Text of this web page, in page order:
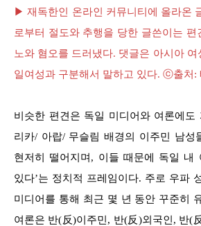
▶ 재독한인 온라인 커뮤니티에 올라온
로부터 절도와 추행을 당한 글쓴이는 편
노와 혐오를 드러냈다. 댓글은 아시아
일여성과 구분해서 말하고 있다. ⓒ출처:
비슷한 편견은 독일 미디어와 여론에도
리카/ 아랍/ 무슬림 배경의 이주민 남성
현저히 떨어지며, 이들 때문에 독일 내
있다’는 정치적 프레임이다. 주로 우파
미디어를 통해 최근 몇 년 동안 꾸준히
여론은 반(反)이주민, 반(反)외국인, 반(